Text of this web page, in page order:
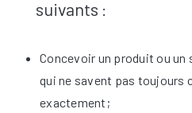
suivants :
Concevoir un produit ou
qui ne savent pas toujours
exactement;